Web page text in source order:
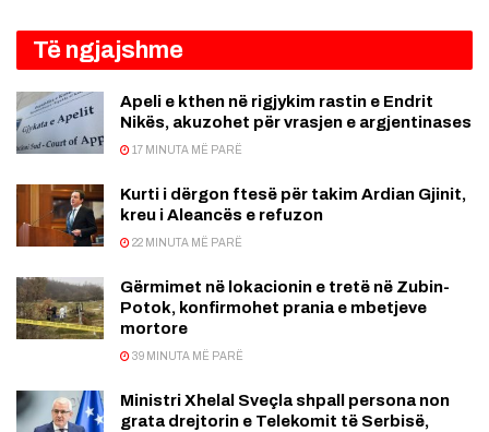
Të ngjajshme
Apeli e kthen në rigjykim rastin e Endrit
Nikës, akuzohet për vrasjen e argjentinases
17 MINUTA MË PARË
Kurti i dërgon ftesë për takim Ardian Gjinit,
kreu i Aleancës e refuzon
22 MINUTA MË PARË
Gërmimet në lokacionin e tretë në Zubin-
Potok, konfirmohet prania e mbetjeve
mortore
39 MINUTA MË PARË
Ministri Xhelal Sveçla shpall persona non
grata drejtorin e Telekomit të Serbisë,